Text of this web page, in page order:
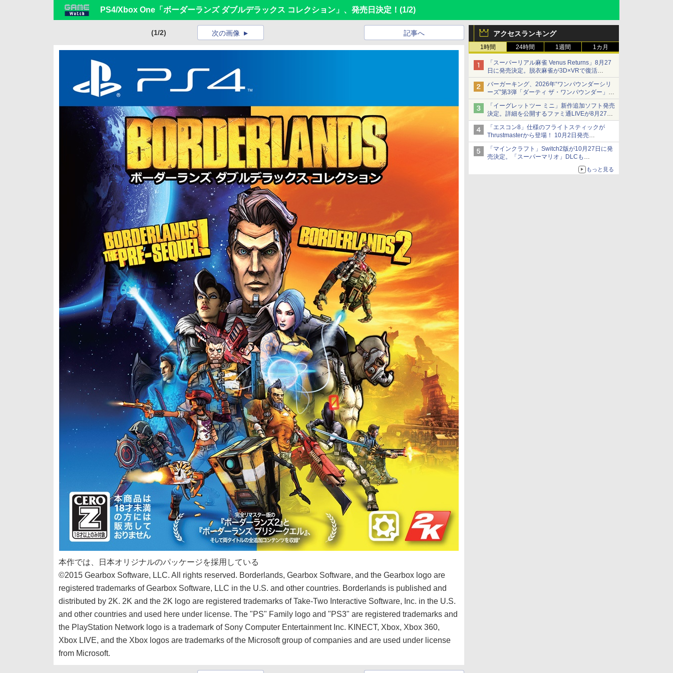
PS4/Xbox One「ボーダーランズ ダブルデラックス コレクション」、発売日決定！ (1/2)
アクセスランキング
1時間 24時間 1週間 1カ月
「スーパーリアル麻雀 Venus Returns」8月27
日に発売決定。脱衣麻雀が3D×VRで復活
発売から2週間は20%オフになるセールが実施
バーガーキング、2026年“ワンパウンダーシリ
ーズ”第3弾「ダーティ ザ・ワンパウンダー」を
8月7日発売
「特製ガーリックマヨソース」を使用した超大
型チーズバーガー
「イーグレットツー ミニ」新作追加ソフト発売
決定。詳細を公開するファミ通LIVEが8月27日
20時から配信
シリーズ累計100タイトルへ
「エスコン8」仕様のフライトスティックが
Thrustmasterから登場！ 10月2日発売
ジョイスティックに振動機能を搭載。予約受付
も開始
「マインクラフト」Switch2版が10月27日に発
売決定。「スーパーマリオ」DLCも
Switch版からのアップグレードも可能に
もっと見る
(1/2) 記事へ
次の画像
本作では、日本オリジナルのパッケージを採用している
©2015 Gearbox Software, LLC. All rights reserved. Borderlands, Gearbox Software, and the Gearbox logo are
registered trademarks of Gearbox Software, LLC in the U.S. and other countries. Borderlands is published and
distributed by 2K. 2K and the 2K logo are registered trademarks of Take-Two Interactive Software, Inc. in the U.S.
and other countries and used here under license. The "PS" Family logo and "PS3" are registered trademarks and
the PlayStation Network logo is a trademark of Sony Computer Entertainment Inc. KINECT, Xbox, Xbox 360,
Xbox LIVE, and the Xbox logos are trademarks of the Microsoft group of companies and are used under license
from Microsoft.